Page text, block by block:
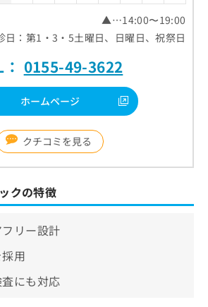
▲…14:00〜19:00
日：第1・3・5土曜日、日曜日、祝祭日
0155-49-3622
ホームページ
クチコミを見る
クの特徴
リー設計
用
にも対応